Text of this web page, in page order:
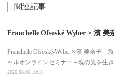
関連記事
Franchelle Ofsoské-Wyber × 濱 美奈子
ャルオンラインセミナー～魂の光を生
2026.08.06 10:13